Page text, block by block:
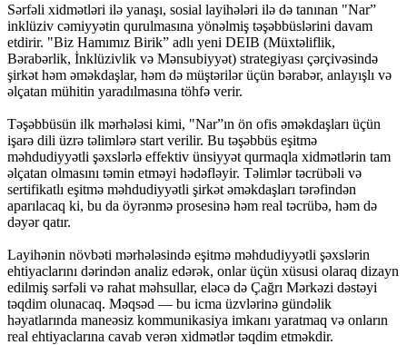
Sərfəli xidmətləri ilə yanaşı, sosial layihələri ilə də tanınan "Nar”
inklüziv cəmiyyətin qurulmasına yönəlmiş təşəbbüslərini davam
etdirir. "Biz Hamımız Birik” adlı yeni DEIB (Müxtəliflik,
Bərabərlik, İnklüzivlik və Mənsubiyyət) strategiyası çərçivəsində
şirkət həm əməkdaşlar, həm də müştərilər üçün bərabər, anlayışlı və
əlçatan mühitin yaradılmasına töhfə verir.
Təşəbbüsün ilk mərhələsi kimi, "Nar”ın ön ofis əməkdaşları üçün
işarə dili üzrə təlimlərə start verilir. Bu təşəbbüs eşitmə
məhdudiyyətli şəxslərlə effektiv ünsiyyət qurmaqla xidmətlərin tam
əlçatan olmasını təmin etməyi hədəfləyir. Təlimlər təcrübəli və
sertifikatlı eşitmə məhdudiyyətli şirkət əməkdaşları tərəfindən
aparılacaq ki, bu da öyrənmə prosesinə həm real təcrübə, həm də
dəyər qatır.
Layihənin növbəti mərhələsində eşitmə məhdudiyyətli şəxslərin
ehtiyaclarını dərindən analiz edərək, onlar üçün xüsusi olaraq dizayn
edilmiş sərfəli və rahat məhsullar, eləcə də Çağrı Mərkəzi dəstəyi
təqdim olunacaq. Məqsəd — bu icma üzvlərinə gündəlik
həyatlarında maneəsiz kommunikasiya imkanı yaratmaq və onların
real ehtiyaclarına cavab verən xidmətlər təqdim etməkdir.